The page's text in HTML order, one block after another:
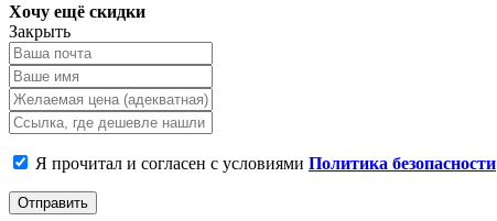
Хочу ещё скидки
Закрыть
Я прочитал и согласен с условиями Политика безопасности
Отправить